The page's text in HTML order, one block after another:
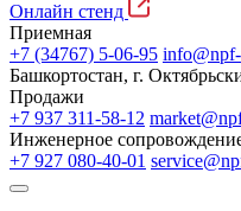
Онлайн стенд
Приемная
+7 (34767) 5-06-95
Башкортостан, г.
Продажи
+7 937 311-58-12
Инженерное
+7 927 080-40-01